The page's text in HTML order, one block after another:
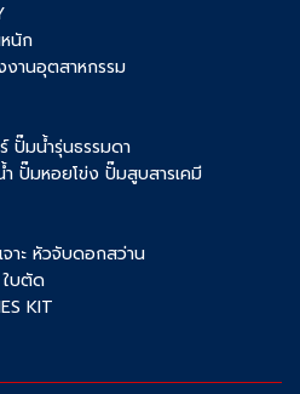
นัก
งานอุตสาหกรรม
ปั๊มน้ำรุ่นธรรมดา
ำ ปั๊มหอยโข่ง ปั๊มสูบสารเคมี
าะ หัวจับดอกสว่าน
ใบตัด
KIT